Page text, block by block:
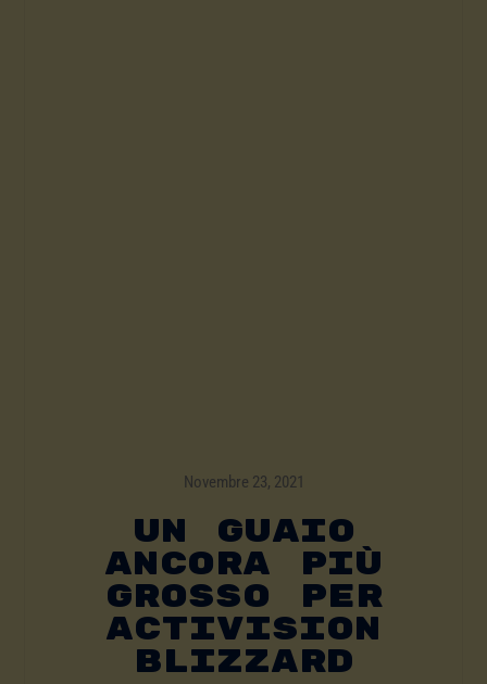
Novembre 23, 2021
Un Guaio
Ancora Più
Grosso Per
Activision
Blizzard